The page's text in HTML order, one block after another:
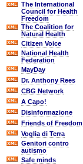
The International
Council for Health
Freedom
The Coalition for
Natural Health
Citizen Voice
National Health
Federation
MayDay
Dr. Anthony Rees
CBG Network
A Capo!
Disinformazione
Friends of Freedom
Voglia di Terra
Genitori contro
autismo
Safe minds